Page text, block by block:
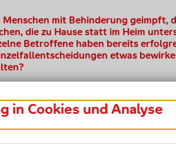
mit Behinderung geimpft,
die zu Hause statt im Heim
Betroffene haben bereits
etwas
überarbeitet. Jetzt sind
mehr aufgerückt, die
ist. Denn Einzelfallentscheidungen
trifft, wie lange das dauert
in Cookies und Analyse